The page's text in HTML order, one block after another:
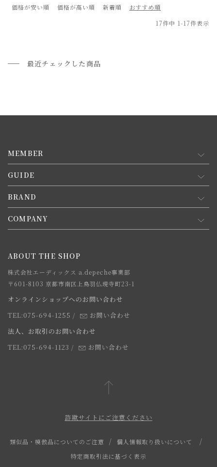
価格が安い順
価格が高い順 新着順
おすすめ順
17件中 1-17件表示
最近チェックした商品
MEMBER
マイページ
新規会員登録
会員規約について
GUIDE
お買い物ガイド
会員登録について
お支払方法について
お届けについて
よくあるご質問
BRAND
コンセプト
webカタログ
COMPANY
店舗一覧
求人情報
法人のお客様
スタッフ
ABOUT THE SHOP
株式会社エーディックス a.depeche事業部
〒601-8103 京都市南区上鳥羽仏現寺町23-1
オンラインショップへのお問い合わせ
TEL:075-694-1255 /
お問い合わせ
法人、お取引のお問い合わせ
TEL:075-694-1123 / お問い合わせ
詐欺サイトにご注意ください
類似品・模倣品についてのご注意
個人情報取り扱いについて
特定商取引法に基づく表示